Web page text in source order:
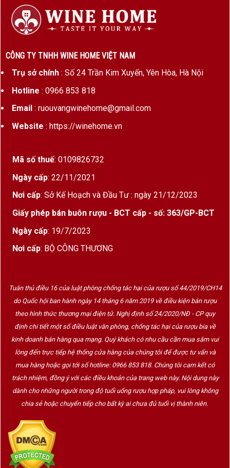
CÔNG TY TNHH WINE HOME VIỆT NAM
Trụ sở chính: Số 24 Trần Kim Xuyến, Yên Hòa, Hà Nội
Hotline : 0966 853 818
Email : ruouvangwinehome@gmail.com
Website : https://winehome.vn
Mã số thuế: 0109826732
Ngày cấp: 22/11/2021
Nơi cấp: Sở Kế Hoạch và Đầu Tư : ngày 21/12/2023
Giấy phép bán buôn rượu - BCT cấp - số: 363/GP-BCT
Ngày cấp: 19/7/2023
Nơi cấp: BỘ CÔNG THƯƠNG
Tuân thủ điều 16 của luật phòng chống tác hại của rượu số 44/2019/CH14
do Quốc hội ban hành ngày 14 tháng 6 năm 2019 về điều kiện bán rượu
theo hình thức thương mại điện tử. Nghị định số 24/2020/NĐ - CP quy
định chi tiết một số điều luật văn phòng, chống tác hại của rượu bia về
kinh doanh bán hàng qua mạng. Quý khách có nhu cầu cần mua sắm vui
lòng đến trực tiếp hệ thống cửa hàng của chúng tôi để được tư vấn và
mua hàng hoặc gọi tới số hotline: 0966 853 818. Chúng tôi cam kết có
trách nhiệm, đồng ý với các điều khoản của trang web này. Nội dung này
dành cho những người trong độ tuổi uống rượu hợp pháp, vui lòng không
chia sẻ hoặc chuyển tiếp cho bất kỳ ai chưa đủ tuổi vị thành niên.